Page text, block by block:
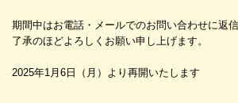
期間中はお電話・メールでのお問い合わせに返
了承のほどよろしくお願い申し上げます。
2025年1月6日（月）より再開いたします